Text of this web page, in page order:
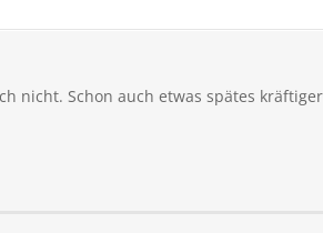
nicht. Schon auch etwas spätes